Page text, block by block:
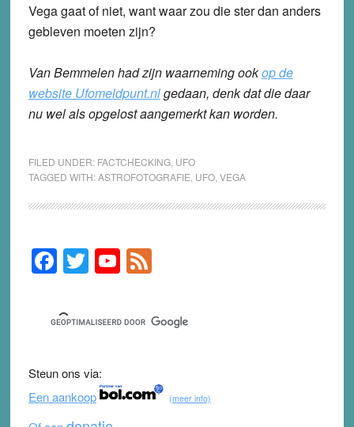
Vega gaat of niet, want waar zou die ster dan anders
gebleven moeten zijn?
Van Bemmelen had zijn waarneming ookop de
website Ufomeldpunt.nlgedaan, denk dat die daar
nu wel als opgelost aangemerkt kan worden.
FILED UNDER: FACTCHECKING, UFO
TAGGED WITH:ASTROFOTOGRAFIE UFO, VEGA
Primary
Sidebar
F
a
c
e
b
o
o
T
wi
tt
er
Y
o
u
T
b
e
F
e
d
Steun ons via:
Een aankoop
(meer info)